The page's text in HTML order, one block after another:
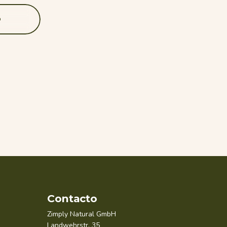
Contacto
Zimply Natural GmbH